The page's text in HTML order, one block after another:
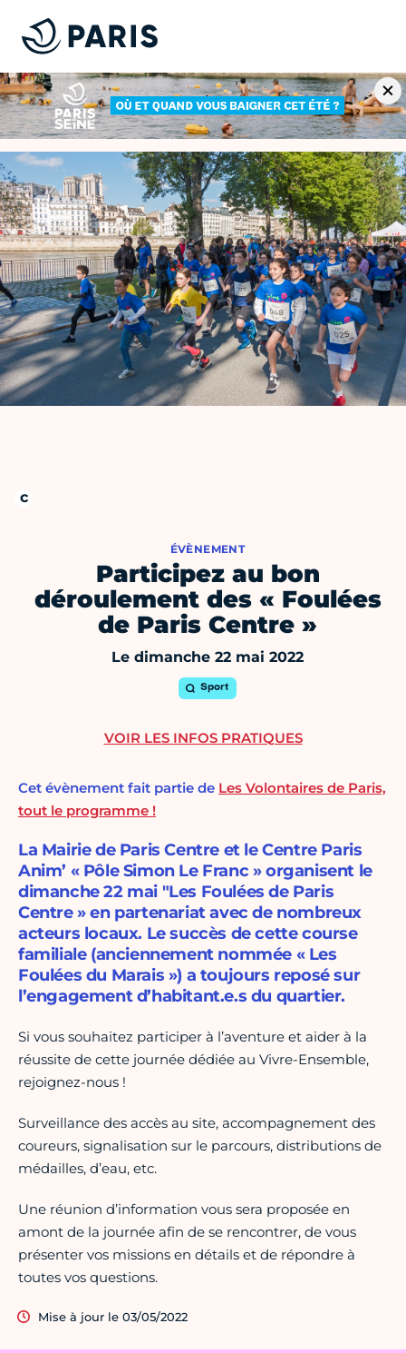
ÉVÈNEMENT
Participez au bon
déroulement des « Foulées
de Paris Centre »
Le dimanche 22 mai 2022
Sport
Cet évènement fait partie de Les Volontaires de Paris,
tout le programme !
La Mairie de Paris Centre et le Centre Paris
Anim’ « Pôle Simon Le Franc » organisent le
dimanche 22 mai "Les Foulées de Paris
Centre » en partenariat avec de nombreux
acteurs locaux. Le succès de cette course
familiale (anciennement nommée « Les
Foulées du Marais ») a toujours reposé sur
l’engagement d’habitant.e.s du quartier.
Si vous souhaitez participer à l’aventure et aider à la
réussite de cette journée dédiée au Vivre-Ensemble,
rejoignez-nous !
Surveillance des accès au site, accompagnement des
coureurs, signalisation sur le parcours, distributions de
médailles, d’eau, etc.
Une réunion d’information vous sera proposée en
amont de la journée afin de se rencontrer, de vous
présenter vos missions en détails et de répondre à
toutes vos questions.
Mise à jour le 03/05/2022
VOIR LES INFOS PRATIQUES